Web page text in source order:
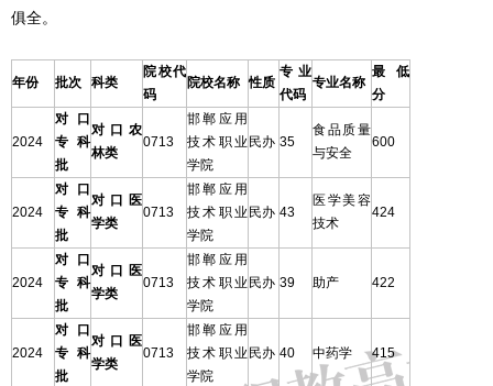
俱全。
年份 批次 科类
院校代
码
院校名称 性质
专业
代码
专业名称
最低
分
2024
对口
专科
批
对口农
林类
0713
邯郸应用
技术职业
学院
民办 35
食品质量
与安全
600
2024
对口
专科
批
对口医
学类
0713
邯郸应用
技术职业
学院
民办 43
医学美容
技术
424
2024
对口
专科
批
对口医
学类
0713
邯郸应用
技术职业
学院
民办 39 助产 422
2024
对口
专科
批
对口医
学类
0713
邯郸应用
技术职业
学院
民办 40 中药学 415